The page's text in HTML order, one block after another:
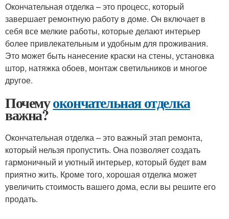
Окончательная отделка – это процесс, который
завершает ремонтную работу в доме. Он включает в
себя все мелкие работы, которые делают интерьер
более привлекательным и удобным для проживания.
Это может быть нанесение краски на стены, установка
штор, натяжка обоев, монтаж светильников и многое
другое.
Почемуокончательная отделка
важна?
Окончательная отделка – это важный этап ремонта,
который нельзя пропустить. Она позволяет создать
гармоничный и уютный интерьер, который будет вам
приятно жить. Кроме того, хорошая отделка может
увеличить стоимость вашего дома, если вы решите его
продать.